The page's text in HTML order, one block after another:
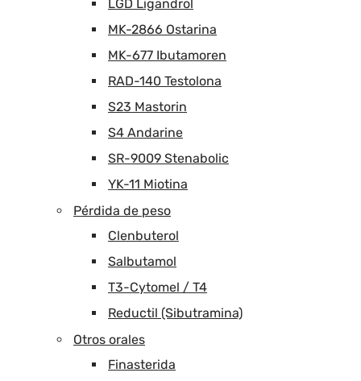
LGD Ligandrol
MK-2866 Ostarina
MK-677 Ibutamoren
RAD-140 Testolona
S23 Mastorin
S4 Andarine
SR-9009 Stenabolic
YK-11 Miotina
Pérdida de peso
Clenbuterol
Salbutamol
T3-Cytomel / T4
Reductil (Sibutramina)
Otros orales
Finasterida